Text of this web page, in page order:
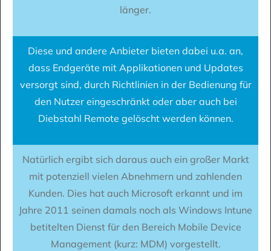
länger.
Diese und andere Anbieter bieten dabei u.a. an,
dass Endgeräte mit Applikationen und Updates
versorgt sind, durch Richtlinien in der Bedienung für
den Nutzer eingeschränkt oder aber auch bei
Diebstahl Remote gelöscht werden können.
Natürlich ergibt sich daraus auch ein großer Markt
mit potenziell vielen Abnehmern und zahlenden
Kunden. Dies hat auch Microsoft erkannt und im
Jahre 2011 seinen damals noch als Windows Intune
betitelten Dienst für den Bereich Mobile Device
Management (kurz: MDM) vorgestellt.